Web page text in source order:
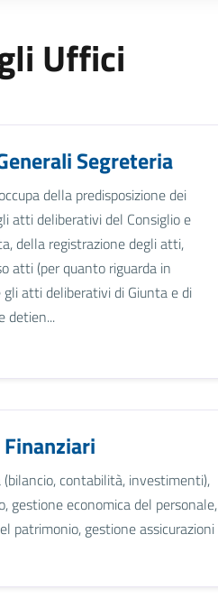
Uffici
Segreteria
della predisposizione dei
atti deliberativi del Consiglio e
della registrazione degli atti,
atti (per quanto riguarda in
gli atti deliberativi di Giunta e di
detien...
(bilancio, contabilità, investimenti),
gestione economica del personale,
patrimonio, gestione assicurazioni